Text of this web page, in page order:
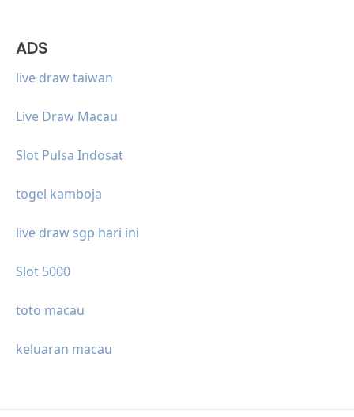
ADS
live draw taiwan
Live Draw Macau
Slot Pulsa Indosat
togel kamboja
live draw sgp hari ini
Slot 5000
toto macau
keluaran macau